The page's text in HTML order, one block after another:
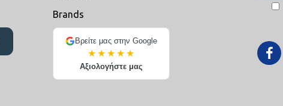
Brands
Βρείτε μας στην Google
★★★★★
Αξιολογήστε μας